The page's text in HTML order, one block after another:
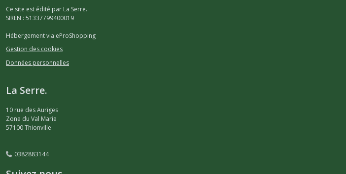
Ce site est édité par La Serre.
SIREN : 51337799400019
Hébergement via eProShopping
Gestion des cookies
Données personnelles
La Serre.
10 rue des Auriges
Zone du Val Marie
57100Thionville
0382883144